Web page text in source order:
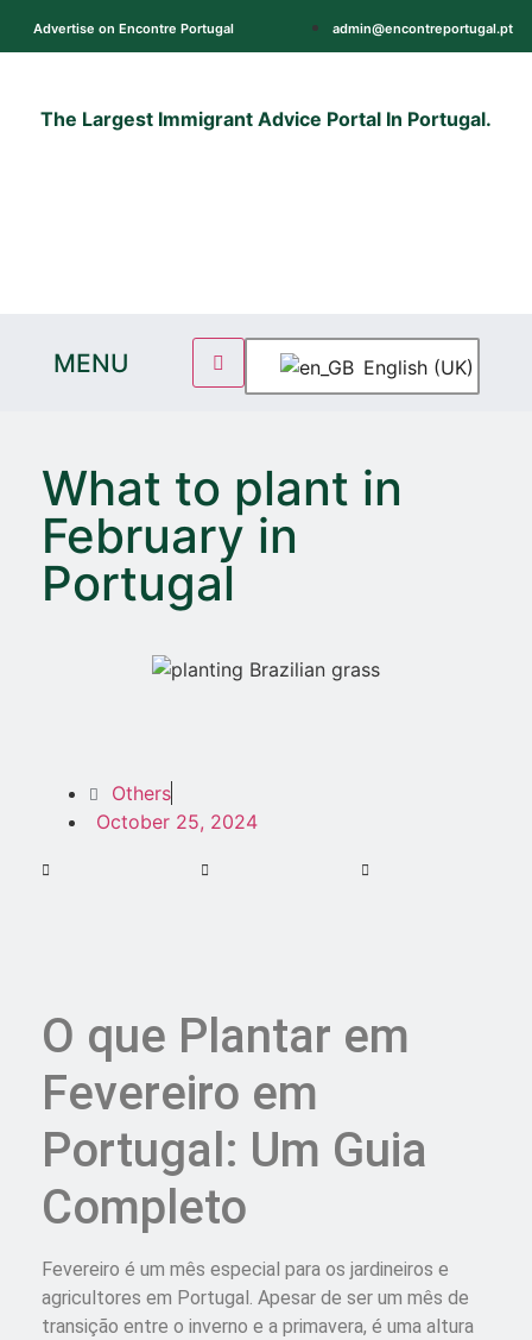
Advertise on Encontre Portugal admin@encontreportugal.pt
The Largest Immigrant Advice Portal In Portugal.
MENU
Encontre
English (UK)
What to plant in
February in
Portugal
Others
October 25, 2024
O que Plantar em
Fevereiro em
Portugal: Um Guia
Completo
Fevereiro é um mês especial para os jardineiros e
agricultores em Portugal. Apesar de ser um mês de
transição entre o inverno e a primavera, é uma altura